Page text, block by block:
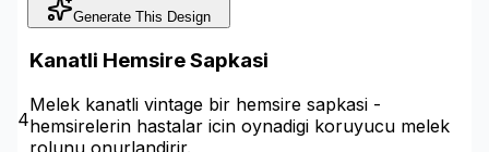
Generate This Design
4
Kanatli Hemsire Sapkasi
Melek kanatli vintage bir hemsire sapkasi -
hemsirelerin hastalar icin oynadigi koruyucu melek